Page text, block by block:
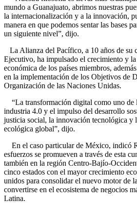
mundo a Guanajuato, abrimos nuestras
la internacionalización y a la innovación,
manera en que podemos sentar las bases
un siguiente nivel”, dijo.
La Alianza del Pacífico, a 10 años de su
Ejecutivo, ha impulsado el crecimiento y
económica de los países miembros,
en la implementación de los Objetivos de
Organización de las Naciones Unidas.
“La transformación digital como uno de
industria 4.0 y el impulso del desarrollo
justicia social, la innovación tecnológica y
ecológica global”, dijo.
En el caso particular de México, indicó
esfuerzos se promueven a través de esta
también en la región Centro-Bajío-
cinco estados con el mayor crecimiento
unidos para consolidar el nuevo motor de
convertirse en el ecosistema de negocios
Latina.